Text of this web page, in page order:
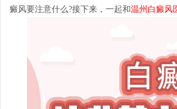
癜风要注意什么?接下来，一起和温州白癜风